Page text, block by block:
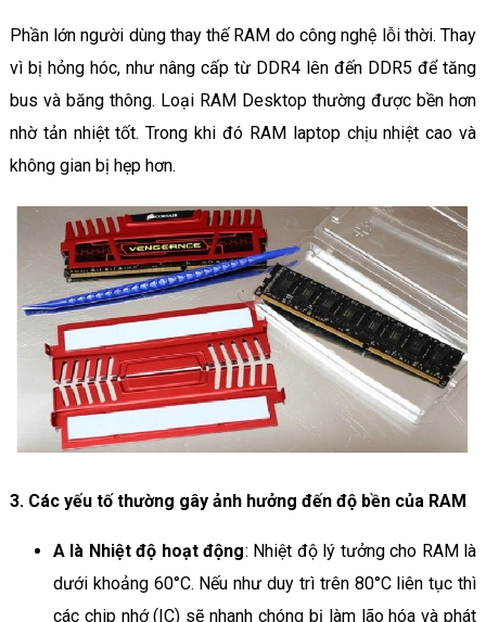
Phần lớn người dùng thay thế RAM do công nghệ lỗi thời. Thay
vì bị hỏng hóc, như nâng cấp từ DDR4 lên đến DDR5 để tăng
bus và băng thông. Loại RAM Desktop thường được bền hơn
nhờ tản nhiệt tốt. Trong khi đó RAM laptop chịu nhiệt cao và
không gian bị hẹp hơn.
3. Các yếu tố thường gây ảnh hưởng đến độ bền của RAM
A là Nhiệt độ hoạt động: Nhiệt độ lý tưởng cho RAM là
dưới khoảng 60°C. Nếu như duy trì trên 80°C liên tục thì
các chip nhớ (IC) sẽ nhanh chóng bị làm lão hóa và phát